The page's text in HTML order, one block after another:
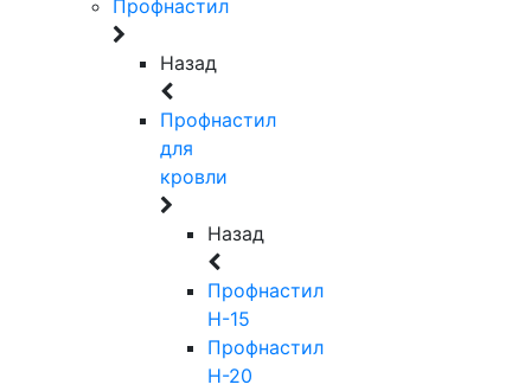
Профнастил
Назад
Профнастил
для
кровли
Назад
Профнастил
Н-15
Профнастил
Н-20